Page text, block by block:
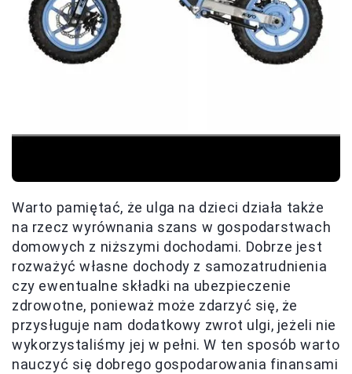
Warto pamiętać, że ulga na dzieci działa także
na rzecz wyrównania szans w gospodarstwach
domowych z niższymi dochodami. Dobrze jest
rozważyć własne dochody z samozatrudnienia
czy ewentualne składki na ubezpieczenie
zdrowotne, ponieważ może zdarzyć się, że
przysługuje nam dodatkowy zwrot ulgi, jeżeli nie
wykorzystaliśmy jej w pełni. W ten sposób warto
nauczyć się dobrego gospodarowania finansami